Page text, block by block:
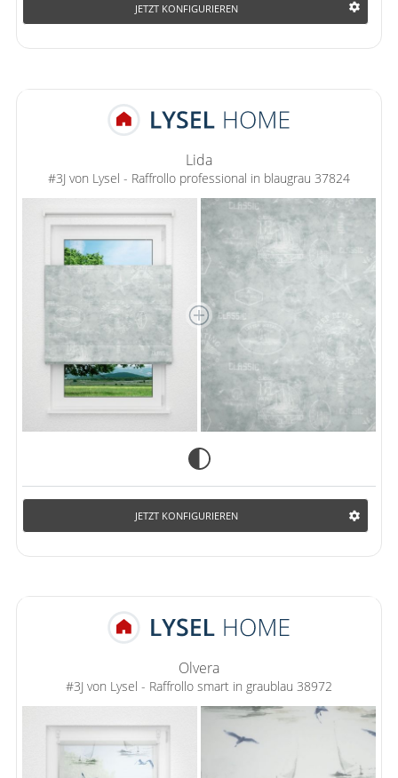
JETZT KONFIGURIEREN
Lida
#3J von Lysel - Raffrollo professional in blaugrau 37824
JETZT KONFIGURIEREN
Olvera
#3J von Lysel - Raffrollo smart in graublau 38972